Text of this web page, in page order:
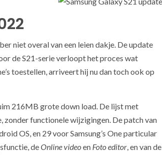
niet overal van een leien dakje. De update
de S21-serie verloopt het proces wat
toestellen, arriveert hij nu dan toch ook op
216MB grote down load. De lijst met
zonder functionele wijzigingen. De patch van
OS, en 29 voor Samsung’s One particular
deOnline videoen Foto editor, en van de